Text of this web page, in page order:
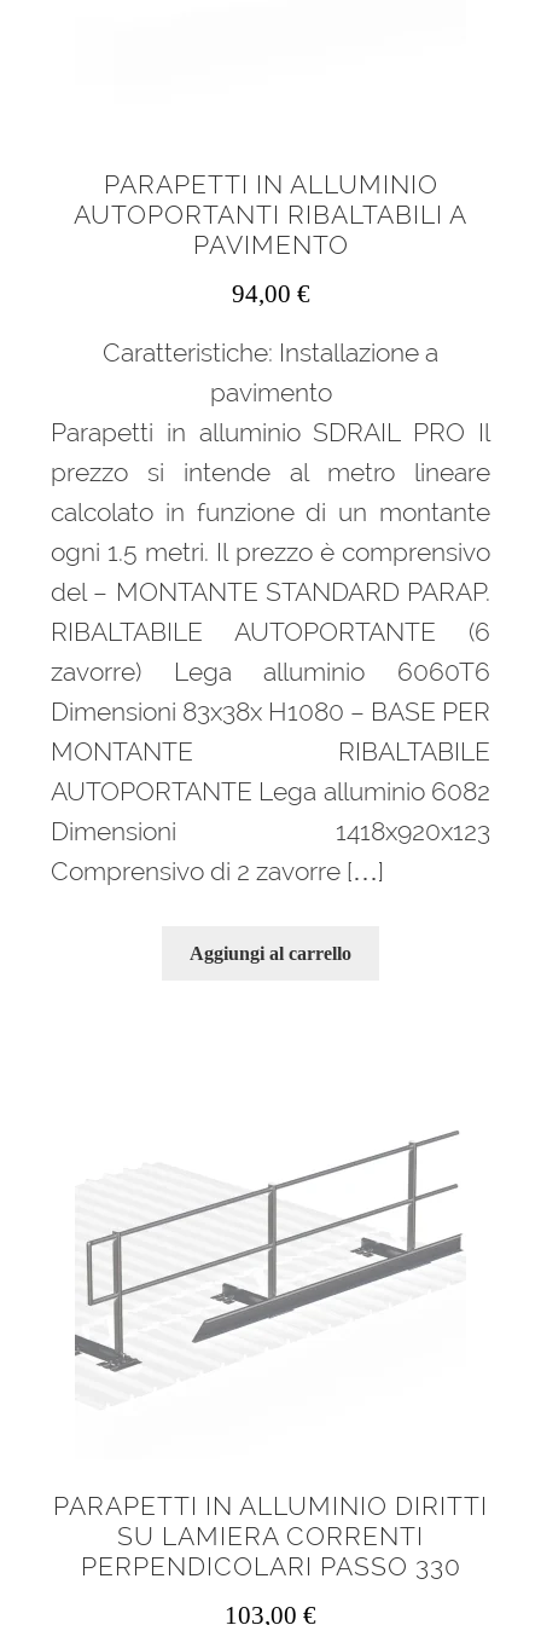
PARAPETTI IN ALLUMINIO
AUTOPORTANTI RIBALTABILI A
PAVIMENTO
94,00 €
Caratteristiche: Installazione a
pavimento
Parapetti in alluminio SDRAIL PRO Il
prezzo si intende al metro lineare
calcolato in funzione di un montante
ogni 1.5 metri. Il prezzo è comprensivo
del – MONTANTE STANDARD PARAP.
RIBALTABILE AUTOPORTANTE (6
zavorre) Lega alluminio 6060T6
Dimensioni 83x38x H1080 – BASE PER
MONTANTE RIBALTABILE
AUTOPORTANTE Lega alluminio 6082
Dimensioni 1418x920x123
Comprensivo di 2 zavorre […]
Aggiungi al carrello
PARAPETTI IN ALLUMINIO DIRITTI
SU LAMIERA CORRENTI
PERPENDICOLARI PASSO 330
103,00 €